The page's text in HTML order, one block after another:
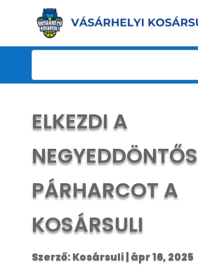
ELKEZDI A
NEGYEDDÖNTŐS
PÁRHARCOT A
KOSÁRSULI
Szerző: Kosársuli| ápr 16, 2025